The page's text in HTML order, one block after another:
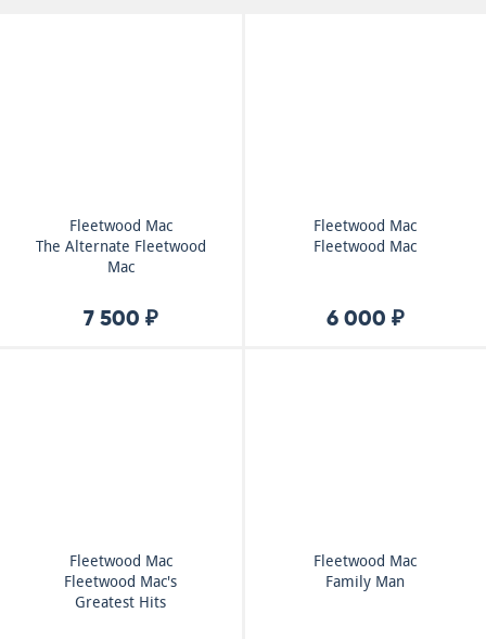
Fleetwood Mac
The Alternate Fleetwood
Mac
7 500 ₽
Fleetwood Mac
Fleetwood Mac
6 000 ₽
Fleetwood Mac
Fleetwood Mac's
Greatest Hits
Fleetwood Mac
Family Man